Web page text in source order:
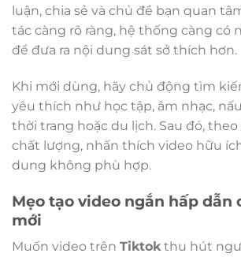
luận, chia sẻ và chủ đề bạn quan
tác càng rõ ràng, hệ thống càng có
để đưa ra nội dung sát sở thích hơn.
Khi mới dùng, hãy chủ động tìm
yêu thích như học tập, âm nhạc,
thời trang hoặc du lịch. Sau đó,
chất lượng, nhấn thích video hữu
dung không phù hợp.
Mẹo tạo video ngắn hấp dẫn
mới
Muốn video trên Tiktokthu hút